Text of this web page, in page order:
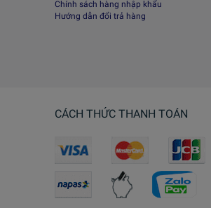
Chính sách hàng nhập khẩu
Hướng dẫn đổi trả hàng
CÁCH THỨC THANH TOÁN